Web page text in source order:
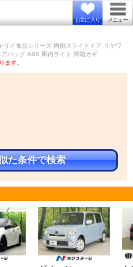
お気に入り メニュー
イ食品シリーズ 両側スライドドア リヤワ
バッグ ABS 庫内ライト 荷箱カギ
ます。
た条件で検索